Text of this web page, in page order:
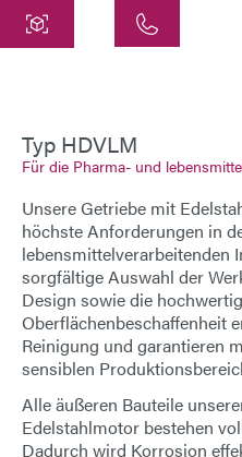
Siemensstraße 47
25462 Rellingen
info@atek.de
+49 4101 7953-0
Chat öffnen
Typ HDVLM
Für die Pharma- und
UnsereGetriebe mit
höchste Anforderungen in
lebensmittelverarbeitenden
sorgfältige Auswahl der
Design sowie die
Oberflächenbeschaffenheit
Reinigung und garantieren
sensiblen
Alle äußeren Bauteile
Edelstahlmotor bestehen
Dadurch wird Korrosion